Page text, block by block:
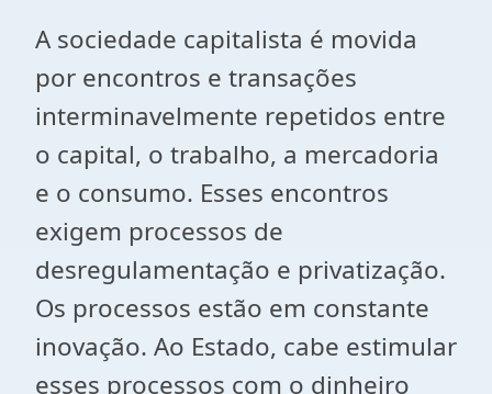
A sociedade capitalista é movida
por encontros e transações
interminavelmente repetidos entre
o capital, o trabalho, a mercadoria
e o consumo. Esses encontros
exigem processos de
desregulamentação e privatização.
Os processos estão em constante
inovação. Ao Estado, cabe estimular
esses processos com o dinheiro